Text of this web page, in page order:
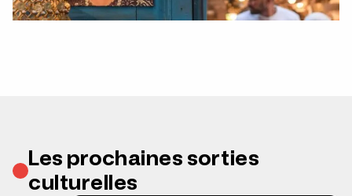
Les prochaines sorties
culturelles